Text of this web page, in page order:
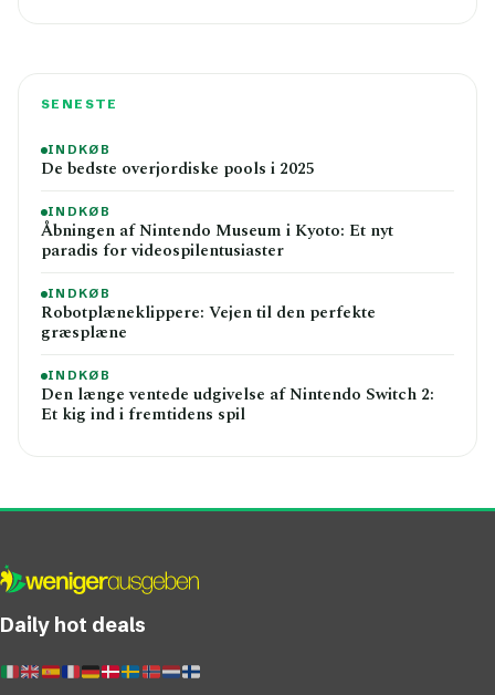
SENESTE
INDKØB
De bedste overjordiske pools i 2025
INDKØB
Åbningen af Nintendo Museum i Kyoto: Et nyt
paradis for videospilentusiaster
INDKØB
Robotplæneklippere: Vejen til den perfekte
græsplæne
INDKØB
Den længe ventede udgivelse af Nintendo Switch 2:
Et kig ind i fremtidens spil
Daily hot deals